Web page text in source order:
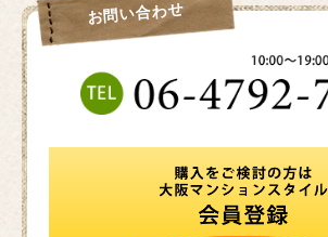
お問い合わせ